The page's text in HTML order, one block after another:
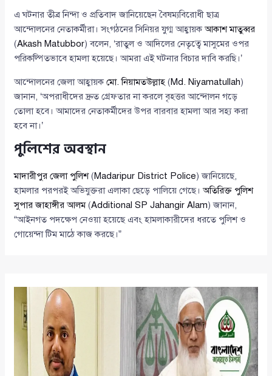
এ ঘটনার তীব্র নিন্দা ও প্রতিবাদ জানিয়েছেন বৈষম্যবিরোধী ছাত্র
আন্দোলনের নেতাকর্মীরা। সংগঠনের সিনিয়র যুগ্ম আহ্বায়কআকাশ মাতুব্বর
(Akash Matubbor) বলেন, ‘রাতুল ও আদিলের নেতৃত্বে মাসুমের ওপর
পরিকল্পিতভাবে হামলা হয়েছে। আমরা এই ঘটনার বিচার দাবি করছি।’
আন্দোলনের জেলা আহ্বায়কমো. নিয়ামতউল্লাহ (Md. Niyamatullah)
জানান, ‘অপরাধীদের দ্রুত গ্রেফতার না করলে বৃহত্তর আন্দোলন গড়ে
তোলা হবে। আমাদের নেতাকর্মীদের উপর বারবার হামলা আর সহ্য করা
হবে না।’
পুলিশের অবস্থান
মাদারীপুর জেলা পুলিশ(Madaripur District Police) জানিয়েছে,
হামলার পরপরই অভিযুক্তরা এলাকা ছেড়ে পালিয়ে গেছে।অতিরিক্ত পুলিশ
সুপার জাহাঙ্গীর আলম(Additional SP Jahangir Alam) জানান,
“আইনগত পদক্ষেপ নেওয়া হয়েছে এবং হামলাকারীদের ধরতে পুলিশ ও
গোয়েন্দা টিম মাঠে কাজ করছে।”